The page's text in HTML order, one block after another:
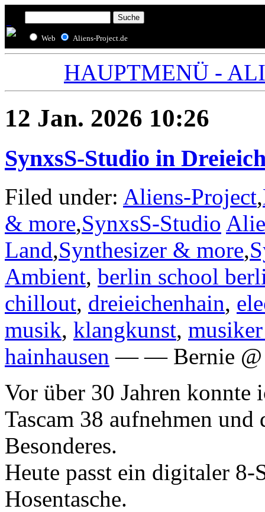
Web Aliens-Project.de
HAUPTMENÜ -
12 Jan. 2026 10:26
SynxsS-Studio in
Filed under: Aliens-Project,
& more,SynxsS-Studio
Land,Synthesizer & more,
Ambient, berlin school
chillout, dreieichenhain,
musik, klangkunst,
hainhausen — — Bernie @
Vor über 30 Jahren
Tascam 38 aufnehmen und
Besonderes.
Heute passt ein digitaler 8-
Hosentasche.